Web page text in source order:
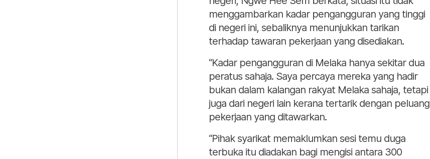
menggambarkan kadar pengangguran yang tinggi
di negeri ini, sebaliknya menunjukkan tarikan
terhadap tawaran pekerjaan yang disediakan.
“Kadar pengangguran di Melaka hanya sekitar dua
peratus sahaja. Saya percaya mereka yang hadir
bukan dalam kalangan rakyat Melaka sahaja, tetapi
juga dari negeri lain kerana tertarik dengan peluang
pekerjaan yang ditawarkan.
“Pihak syarikat memaklumkan sesi temu duga
terbuka itu diadakan bagi mengisi antara 300